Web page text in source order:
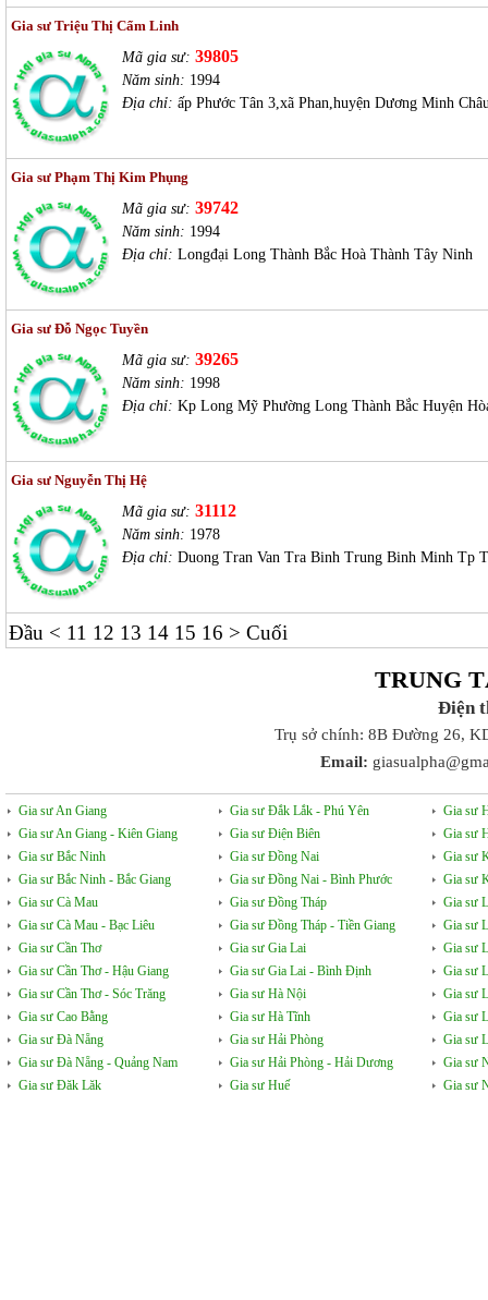
Gia sư Triệu Thị Cẩm Linh
Mã gia sư: 39805
Năm sinh: 1994
Địa chỉ: ấp Phước Tân 3,xã Phan,huyện Dương Minh
Gia sư Phạm Thị Kim Phụng
Mã gia sư: 39742
Năm sinh: 1994
Địa chỉ: Longđại Long Thành Bắc Hoà Thành Tây Ninh
Gia sư Đỗ Ngọc Tuyền
Mã gia sư: 39265
Năm sinh: 1998
Địa chỉ: Kp Long Mỹ Phường Long Thành Bắc Huyện
Gia sư Nguyễn Thị Hệ
Mã gia sư: 31112
Năm sinh: 1978
Địa chỉ: Duong Tran Van Tra Binh Trung Binh Minh Tp
Đầu < 11 12 13 14 15 16 > Cuối
TRUNG
Điện
Trụ sở chính: 8B Đường 26,
Email:
Gia sư An Giang
Gia sư An Giang - Kiên Giang
Gia sư Bắc Ninh
Gia sư Bắc Ninh - Bắc Giang
Gia sư Cà Mau
Gia sư Cà Mau - Bạc Liêu
Gia sư Cần Thơ
Gia sư Cần Thơ - Hậu Giang
Gia sư Cần Thơ - Sóc Trăng
Gia sư Cao Bằng
Gia sư Đà Nẵng
Gia sư Đà Nẵng - Quảng Nam
Gia sư Đăk Lăk
Gia sư Đắk Lắk - Phú Yên
Gia sư Điện Biên
Gia sư Đồng Nai
Gia sư Đồng Nai - Bình Phước
Gia sư Đồng Tháp
Gia sư Đồng Tháp - Tiền Giang
Gia sư Gia Lai
Gia sư Gia Lai - Bình Định
Gia sư Hà Nội
Gia sư Hà Tĩnh
Gia sư Hải Phòng
Gia sư Hải Phòng - Hải Dương
Gia sư Huế
Gia sư
Gia sư
Gia sư
Gia sư
Gia sư
Gia sư
Gia sư
Gia sư
Gia sư
Gia sư
Gia sư
Gia sư
Gia sư